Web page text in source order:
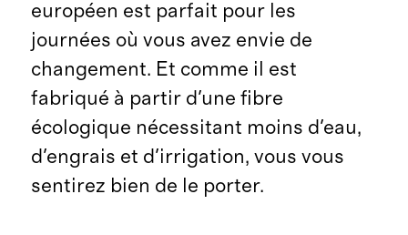
européen est parfait pour les
journées où vous avez envie de
changement. Et comme il est
fabriqué à partir d'une fibre
écologique nécessitant moins d'eau,
d'engrais et d'irrigation, vous vous
sentirez bien de le porter.